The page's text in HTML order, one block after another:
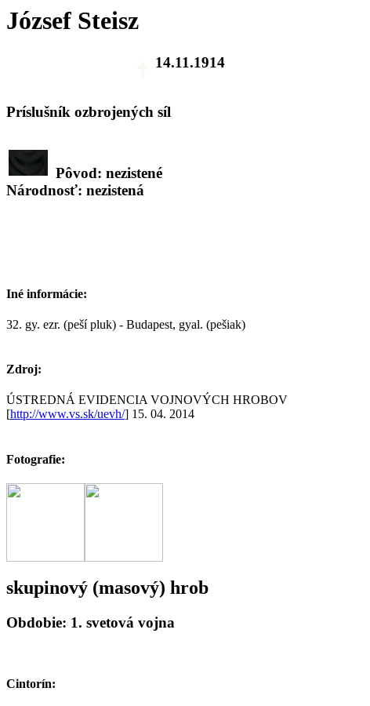
József Steisz
14.11.1914
Príslušník ozbrojených síl
Pôvod: nezistené
Národnosť: nezistená
Iné informácie:
32. gy. ezr. (peší pluk) - Budapest, gyal. (pešiak)
Zdroj:
ÚSTREDNÁ EVIDENCIA VOJNOVÝCH HROBOV
[http://www.vs.sk/uevh/] 15. 04. 2014
Fotografie:
skupinový (masový) hrob
Obdobie: 1. svetová vojna
Cintorín: